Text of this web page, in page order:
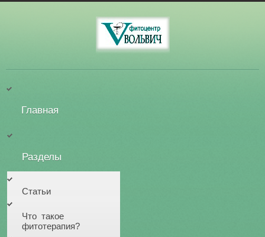
Главная
Разделы
Статьи
Что такое
фитотерапия?